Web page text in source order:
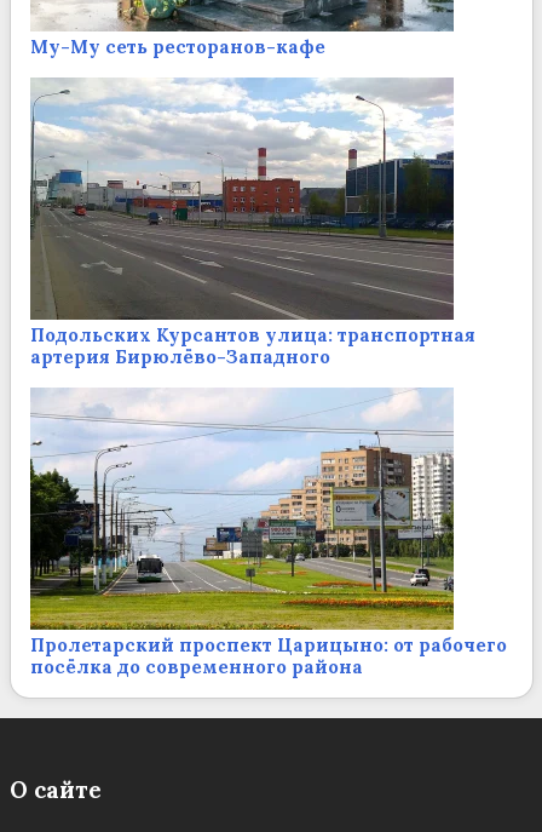
Му-Му сеть ресторанов-кафе
Подольских Курсантов улица: транспортная
артерия Бирюлёво-Западного
Пролетарский проспект Царицыно: от рабочего
посёлка до современного района
О сайте